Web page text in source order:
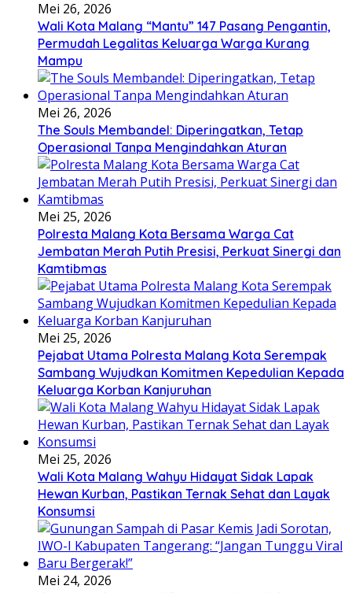
Mei 26, 2026
Wali Kota Malang “Mantu” 147 Pasang Pengantin,
Permudah Legalitas Keluarga Warga Kurang
Mampu
Mei 26, 2026
The Souls Membandel: Diperingatkan, Tetap
Operasional Tanpa Mengindahkan Aturan
Mei 25, 2026
Polresta Malang Kota Bersama Warga Cat
Jembatan Merah Putih Presisi, Perkuat Sinergi dan
Kamtibmas
Mei 25, 2026
Pejabat Utama Polresta Malang Kota Serempak
Sambang Wujudkan Komitmen Kepedulian Kepada
Keluarga Korban Kanjuruhan
Mei 25, 2026
Wali Kota Malang Wahyu Hidayat Sidak Lapak
Hewan Kurban, Pastikan Ternak Sehat dan Layak
Konsumsi
Mei 24, 2026